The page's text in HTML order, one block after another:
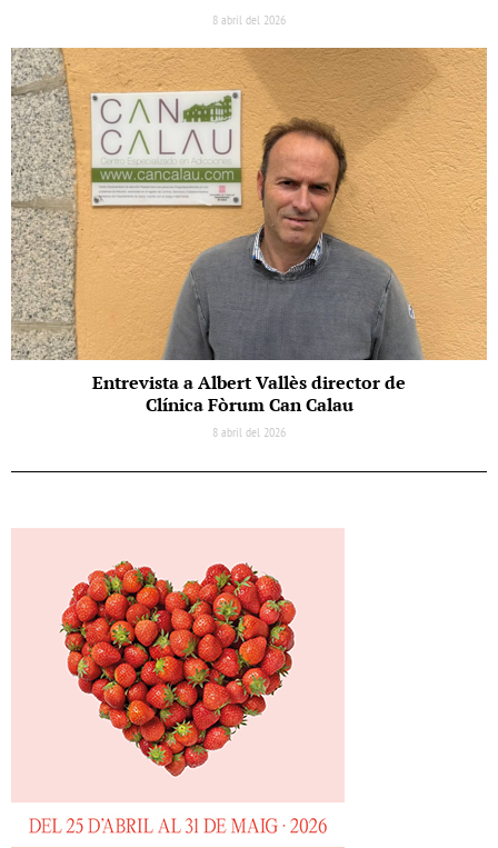
8 abril del 2026
Entrevista a Albert Vallès director de
Clínica Fòrum Can Calau
8 abril del 2026